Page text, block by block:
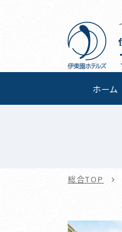
ホーム
総合TOP